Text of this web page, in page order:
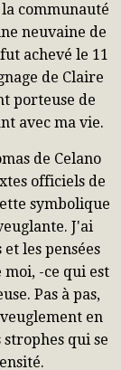
communauté
neuvaine de
achevé le 11
de Claire
porteuse de
avec ma vie.
de Celano
officiels de
symbolique
J'ai
les pensées
-ce qui est
Pas à pas,
en
qui se